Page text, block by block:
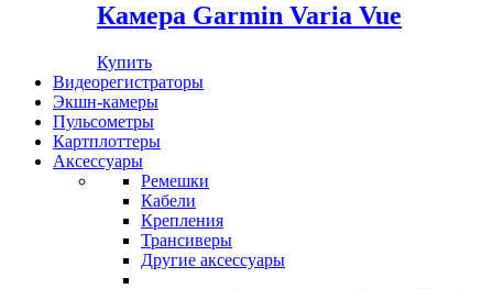
Камера Garmin Varia Vue
Купить
Видеорегистраторы
Экшн-камеры
Пульсометры
Картплоттеры
Аксессуары
Ремешки
Кабели
Крепления
Трансиверы
Другие аксессуары